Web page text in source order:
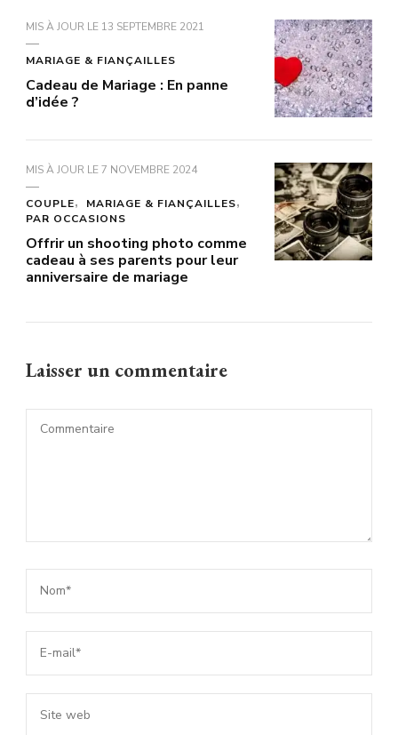
MIS À JOUR LE 13 SEPTEMBRE 2021
MARIAGE & FIANÇAILLES
Cadeau de Mariage : En panne
d’idée ?
MIS À JOUR LE7 NOVEMBRE 2024
COUPLE
MARIAGE & FIANÇAILLES
PAR OCCASIONS
Offrir un shooting photo comme
cadeau à ses parents pour leur
anniversaire de mariage
Laisser un commentaire